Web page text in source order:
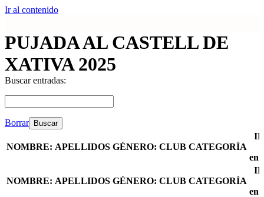
Ir al contenido
PUJADA AL CASTELL DE
XATIVA 2025
Buscar entradas:
Borrar
NOMBRE: APELLIDOS GÉNERO: CLUB CATEGORÍA
NOMBRE: APELLIDOS GÉNERO: CLUB CATEGORÍA